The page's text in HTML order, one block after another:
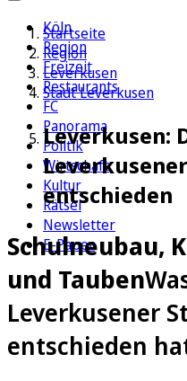
Köln
Region
Freizeit
Restaurants
FC
Panorama
Politik
Wirtschaft
Kultur
Rätsel
Newsletter
E-Paper
Startseite
Region
Leverkusen
Stadt Leverkusen
Leverkusen:
entschieden
Schulneubau,
und Tauben
Leverkusener
entschieden